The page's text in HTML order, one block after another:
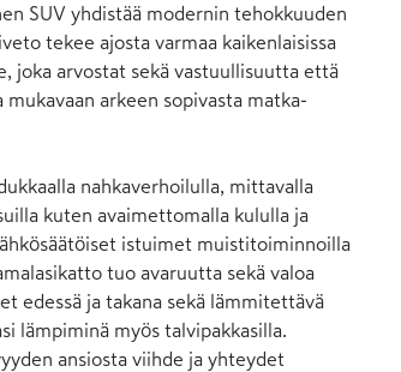
SUV yhdistää modernin tehokkuuden
tekee ajosta varmaa kaikenlaisissa
joka arvostat sekä vastuullisuutta että
arkeen sopivasta matka-
nahkaverhoilulla, mittavalla
kuten avaimettomalla kululla ja
istuimet muistitoiminnoilla
tuo avaruutta sekä valoa
edessä ja takana sekä lämmitettävä
lämpiminä myös talvipakkasilla.
ansiosta viihde ja yhteydet